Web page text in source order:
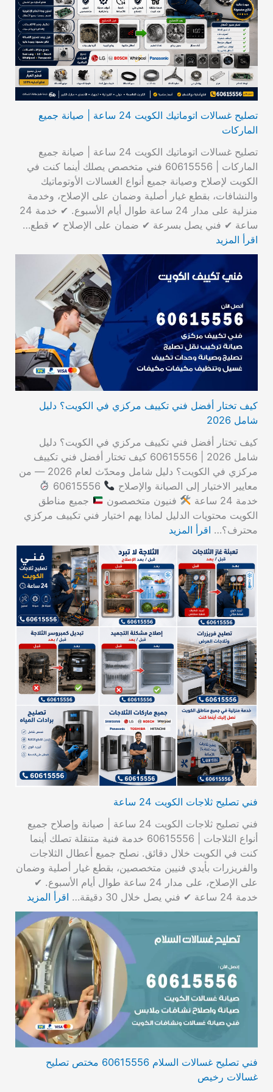
تصليح غسالات اتوماتيك الكويت 24 ساعة | صيانة جميع
الماركات
تصليح غسالات اتوماتيك الكويت 24 ساعة | صيانة جميع
الماركات | 60615556 فني متخصص يصلك أينما كنت في
الكويت لإصلاح وصيانة جميع أنواع الغسالات الأوتوماتيك
والنشافات، بقطع غيار أصلية وضمان على الإصلاح، وخدمة
منزلية على مدار 24 ساعة طوال أيام الأسبوع. ✔ خدمة 24
ساعة ✔ فني يصل بسرعة ✔ ضمان على الإصلاح ✔ قطع…
اقرأ المزيد
كيف تختار أفضل فني تكييف مركزي في الكويت؟ دليل
شامل 2026
كيف تختار أفضل فني تكييف مركزي في الكويت؟ دليل
شامل 2026 | 60615556 كيف تختار أفضل فني تكييف
مركزي في الكويت؟ دليل شامل ومحدّث لعام 2026 — من
معايير الاختيار إلى الصيانة والإصلاح
خدمة 24 ساعة
فنيون متخصصون
جميع مناطق
الكويت محتويات الدليل لماذا يهم اختيار فني تكييف مركزي
محترف؟… اقرأ المزيد
فني تصليح ثلاجات الكويت 24 ساعة
فني تصليح ثلاجات الكويت 24 ساعة | صيانة وإصلاح جميع
أنواع الثلاجات | 60615556 خدمة فنية متنقلة تصلك أينما
كنت في الكويت خلال دقائق. نصلح جميع أعطال الثلاجات
والفريزرات بأيدي فنيين متخصصين، بقطع غيار أصلية وضمان
على الإصلاح، على مدار 24 ساعة طوال أيام الأسبوع. ✔
خدمة 24 ساعة ✔ فني يصل خلال 30 دقيقة…
اقرأ المزيد
فني تصليح غسالات السلام 60615556 مختص تصليح
غسالات رخيص